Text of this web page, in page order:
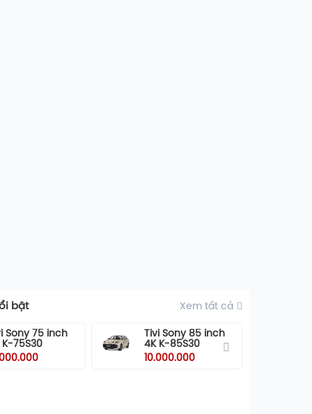
bật Xem tất cả
Sony 75 inch
K-75S30
Tivi Sony 85 inch
4K K-85S30
10.000.000